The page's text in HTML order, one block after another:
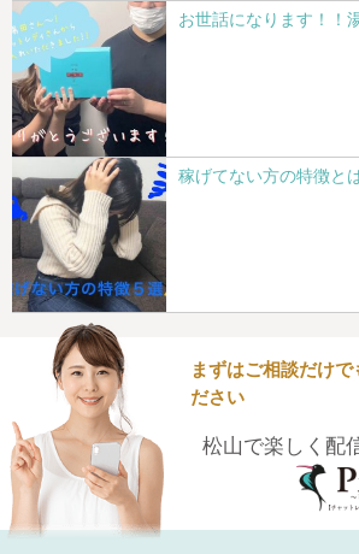
お世話になります！！
稼げてない方の特徴と
まずはご相談だけ
ださい
松山で楽しく配